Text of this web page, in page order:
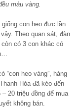
màu vàng.
con heo đực lần
Theo quan sát, đàn
còn có 3 con khác có
“con heo vàng”, hàng
Hóa đã kéo đến
20 triệu đồng để mua
không bán.